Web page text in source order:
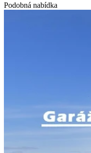
Podobná nabídka